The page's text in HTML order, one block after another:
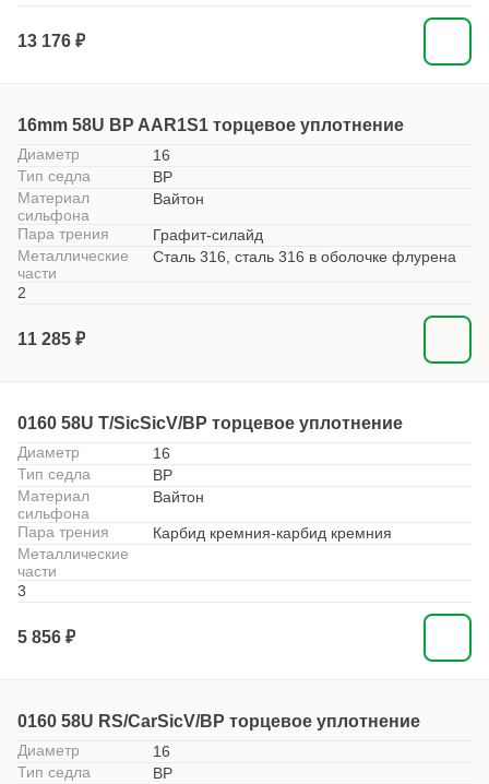
13 176 ₽
16mm 58U BP AAR1S1 торцевое уплотнение
Диаметр
16
Тип седла
BP
Материал
сильфона
Вайтон
Пара трения
Графит-силайд
Металлические
части
Сталь 316, сталь 316 в оболочке флурена
2
11 285 ₽
0160 58U T/SicSicV/BP торцевое уплотнение
Диаметр
16
Тип седла
BP
Материал
сильфона
Вайтон
Пара трения
Карбид кремния-карбид кремния
Металлические
части
3
5 856 ₽
0160 58U RS/CarSicV/BP торцевое уплотнение
Диаметр
16
Тип седла
BP